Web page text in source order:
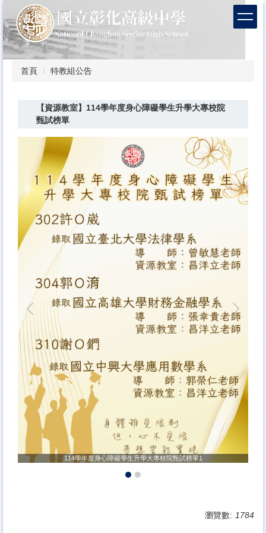
到
主
要
內
首頁 特教組公告
【資源教室】114學年度身心障礙學生升學大專校院
甄試榜單
114學年度身心障礙學生升學大專校院甄試榜單1
瀏覽數: 1784